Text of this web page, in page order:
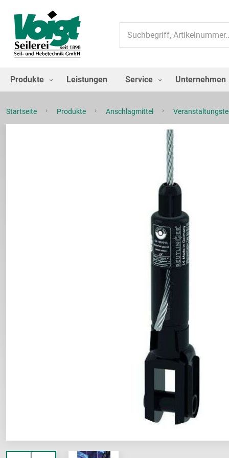
Produkte Leistungen Service Unternehmen
Startseite Produkte Anschlagmittel